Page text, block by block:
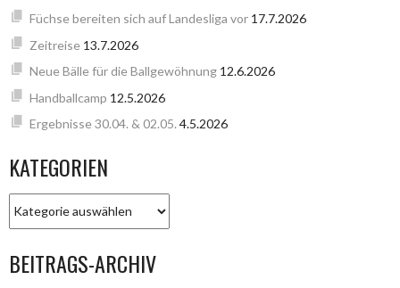
Füchse bereiten sich auf Landesliga vor 17.7.2026
Zeitreise 13.7.2026
Neue Bälle für die Ballgewöhnung 12.6.2026
Handballcamp 12.5.2026
Ergebnisse 30.04. & 02.05. 4.5.2026
KATEGORIEN
BEITRAGS-ARCHIV